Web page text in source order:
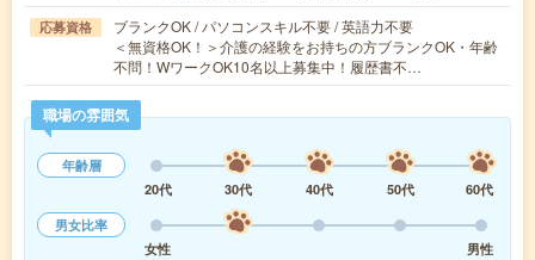
応募資格
ブランクOK / パソコンスキル不要 / 英語力不要
＜無資格OK！＞介護の経験をお持ちの方ブランクOK・年齢
不問！WワークOK10名以上募集中！履歴書不…
職場の雰囲気
年齢層
20代
30代 40代 50代
60代
男女比率
女性
男性